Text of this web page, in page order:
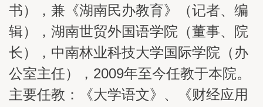
书），兼《湖南民办教育》（记者、编
辑），湖南世贸外国语学院（董事、院
长），中南林业科技大学国际学院（办
公室主任），2009年至今任教于本院。
主要任教：《大学语文》、《财经应用